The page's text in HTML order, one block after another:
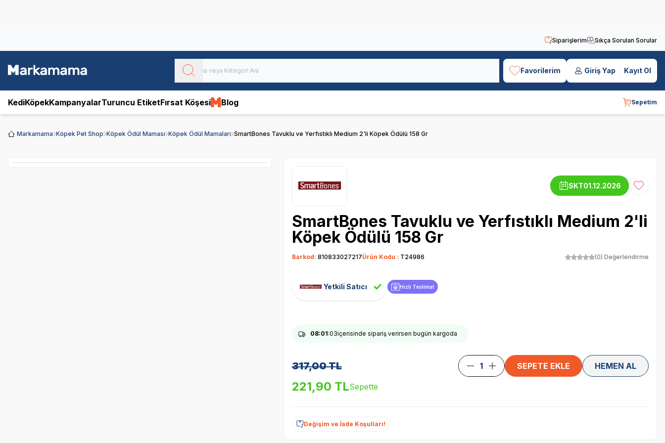
Siparişlerim Sıkça Sorulan Sorular
Favorilerim Giriş Yap Kayıt Ol
KediKöpekKampanyalarTuruncu EtiketFırsat Köşesi Blog Sepetim
Markamama Köpek Pet Shop Köpek Ödül Maması Köpek Ödül Mamaları SmartBones Tavuklu ve Yerfıstıklı Medium 2'li Köpek Ödülü 158 Gr
SKT01.12.2026 Favoriye
SmartBones Tavuklu ve Yerfıstıklı Medium 2'li
Köpek Ödülü 158 Gr
Barkod: 810833027217Ürün Kodu : T24986 (0) Değerlendirme
Yetkili Satıcı Hızlı Teslimat
08:01:02içerisinde sipariş verirsen bugün kargoda
317,00TL SEPETE EKLE HEMEN AL
221,90 TLSepette
Değişim ve İade Koşulları!